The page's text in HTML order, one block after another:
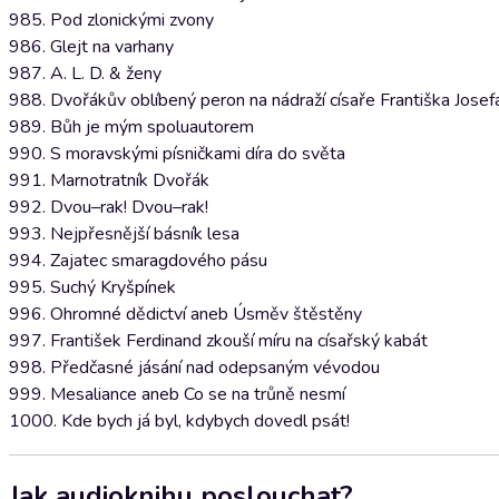
985. Pod zlonickými zvony
986. Glejt na varhany
987. A. L. D. & ženy
988. Dvořákův oblíbený peron na nádraží císaře Františka
989. Bůh je mým spoluautorem
990. S moravskými písničkami díra do světa
991. Marnotratník Dvořák
992. Dvou–rak! Dvou–rak!
993. Nejpřesnější básník lesa
994. Zajatec smaragdového pásu
995. Suchý Kryšpínek
996. Ohromné dědictví aneb Úsměv štěstěny
997. František Ferdinand zkouší míru na císařský kabát
998. Předčasné jásání nad odepsaným vévodou
999. Mesaliance aneb Co se na trůně nesmí
1000. Kde bych já byl, kdybych dovedl psát!